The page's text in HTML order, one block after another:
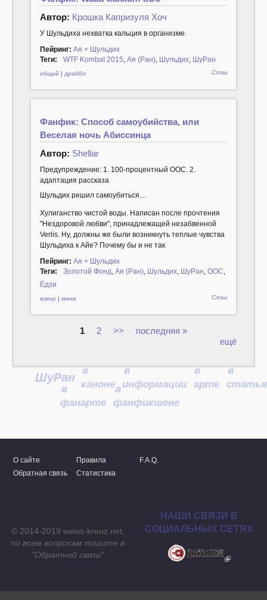
Автор: Крошка Капризуля Хоч
У Шульдиха нехватка кальция в организме.
Пейринг: Ая + Шульдих
Теги:
WTF Kombat 2015 Ая (Ран) Шульдих ШуРан
общий | драббл Слэш
Фанфик: Способ самоубийства, или
Веселая ночь Абиссинца
Автор: Shellar
Предупреждение: 1. 100-процентный ООС. 2.
адаптация рассказа
Шульдих решил самоубиться...
Хулиганство чистой воды. Написан после прочтения
"Нездоровой любви", принадлежащей незабвенной
Verlis. Ну, должны же были возникнуть теплые чувства
Шульдиха к Айе? Почему бы и не так
Пейринг: Ая + Шульдих
Теги:
Золотой Фонд Ая (Ран) Шульдих ШуРан ООС
Ёдзи
юмор | мини Слэш
1 2 >>
последняя »
ещё
ШуРан
в
каноне
в
информации
в
арте
в
в
фанарте
в
фанфикшене
О сайте Правила
F.A.Q.
Обратная связь
Статистика
© 2014-2019 weiss-kreuz.net,
по всем вопросам пишите в
"Обратной связи"
НАШИ СВЯЗИ В
СОЦИАЛЬНЫХ СЕТЯХ